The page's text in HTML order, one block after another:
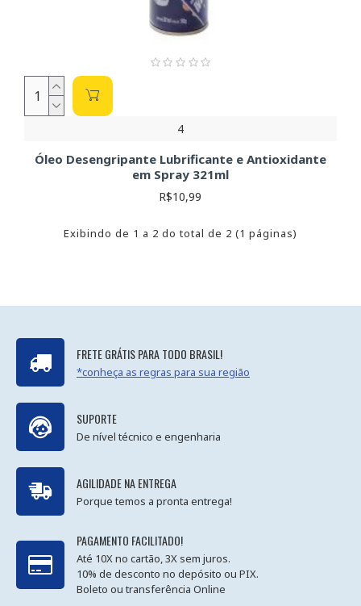
4
Óleo Desengripante Lubrificante e Antioxidante
em Spray 321ml
R$10,99
Exibindo de 1 a 2 do total de 2 (1 páginas)
FRETE GRÁTIS PARA TODO BRASIL!
*conheça as regras para sua região
SUPORTE
De nível técnico e engenharia
AGILIDADE NA ENTREGA
Porque temos a pronta entrega!
PAGAMENTO FACILITADO!
Até 10X no cartão, 3X sem juros.
10% de desconto no depósito ou PIX.
Boleto ou transferência Online